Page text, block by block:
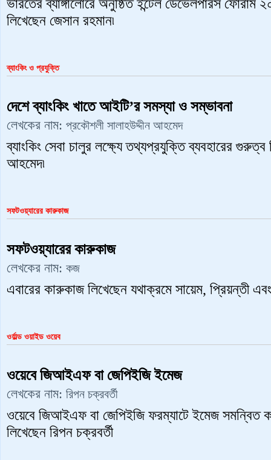
ভারতের ব্যাঙ্গালোরে অনুষ্ঠিত ইন্টেল ডেভেলপারস ফোরাম
লিখেছেন জেসান রহমান৷
ব্যাংকিং ও প্রযুক্তি
দেশে ব্যাংকিং খাতে আইটি’র সমস্যা ও সম্ভাবনা
লেখকের নাম: প্রকৌশলী সালাহউদ্দীন আহমেদ
ব্যাংকিং সেবা চালুর লক্ষ্যে তথ্যপ্রযুক্তি ব্যবহারের গুরুত্ব
আহমেদ৷
সফটওয়্যারের কারুকাজ
সফটওয়্যারের কারুকাজ
লেখকের নাম: কজ
এবারের কারুকাজ লিখেছেন যথাক্রমে সায়েম, প্রিয়ন্তী এবং
ওর্য়াল্ড ওয়াইড ওয়েব
ওয়েবে জিআইএফ বা জেপিইজি ইমেজ
লেখকের নাম: রিপন চক্রবর্তী
ওয়েবে জিআইএফ বা জেপিইজি ফরম্যাটে ইমেজ সমন্বিত
লিখেছেন রিপন চক্রবর্তী